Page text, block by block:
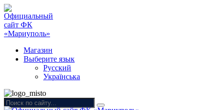
Магазин
Выберите язык
Русский
Українська